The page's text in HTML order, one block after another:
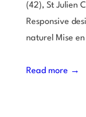
(42), St Julien
Responsive
naturel Mise
Read more →